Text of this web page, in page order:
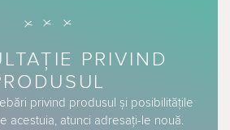
PRIVIND
privind produsul și posibilitățile
acestuia, atunci adresați-le nouă.